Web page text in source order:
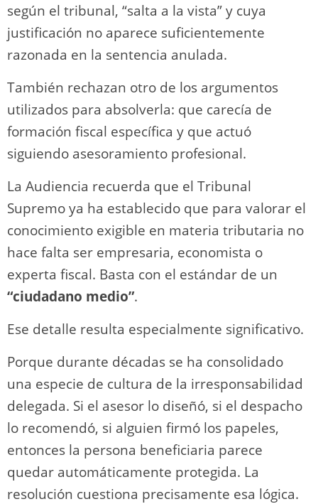
según el tribunal, “salta a la vista” y cuya
justificación no aparece suficientemente
razonada en la sentencia anulada.
También rechazan otro de los argumentos
utilizados para absolverla: que carecía de
formación fiscal específica y que actuó
siguiendo asesoramiento profesional.
La Audiencia recuerda que el Tribunal
Supremo ya ha establecido que para valorar el
conocimiento exigible en materia tributaria no
hace falta ser empresaria, economista o
experta fiscal. Basta con el estándar de un
“ciudadano medio”.
Ese detalle resulta especialmente significativo.
Porque durante décadas se ha consolidado
una especie de cultura de la irresponsabilidad
delegada. Si el asesor lo diseñó, si el despacho
lo recomendó, si alguien firmó los papeles,
entonces la persona beneficiaria parece
quedar automáticamente protegida. La
resolución cuestiona precisamente esa lógica.